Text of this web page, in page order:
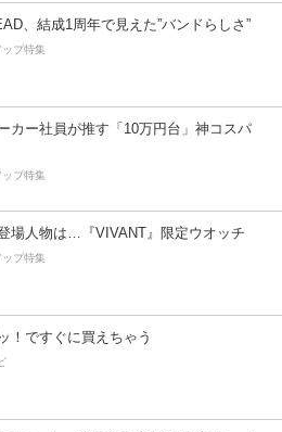
、結成1周年で見えた”バンドらしさ”
ップ特集
カー社員が推す「10万円台」神コスパ
ップ特集
場人物は…『VIVANT』限定ウオッチ
ップ特集
！ですぐに買えちゃう